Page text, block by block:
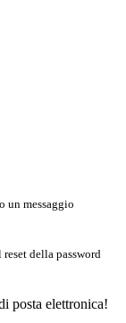
un messaggio
della password
posta elettronica!